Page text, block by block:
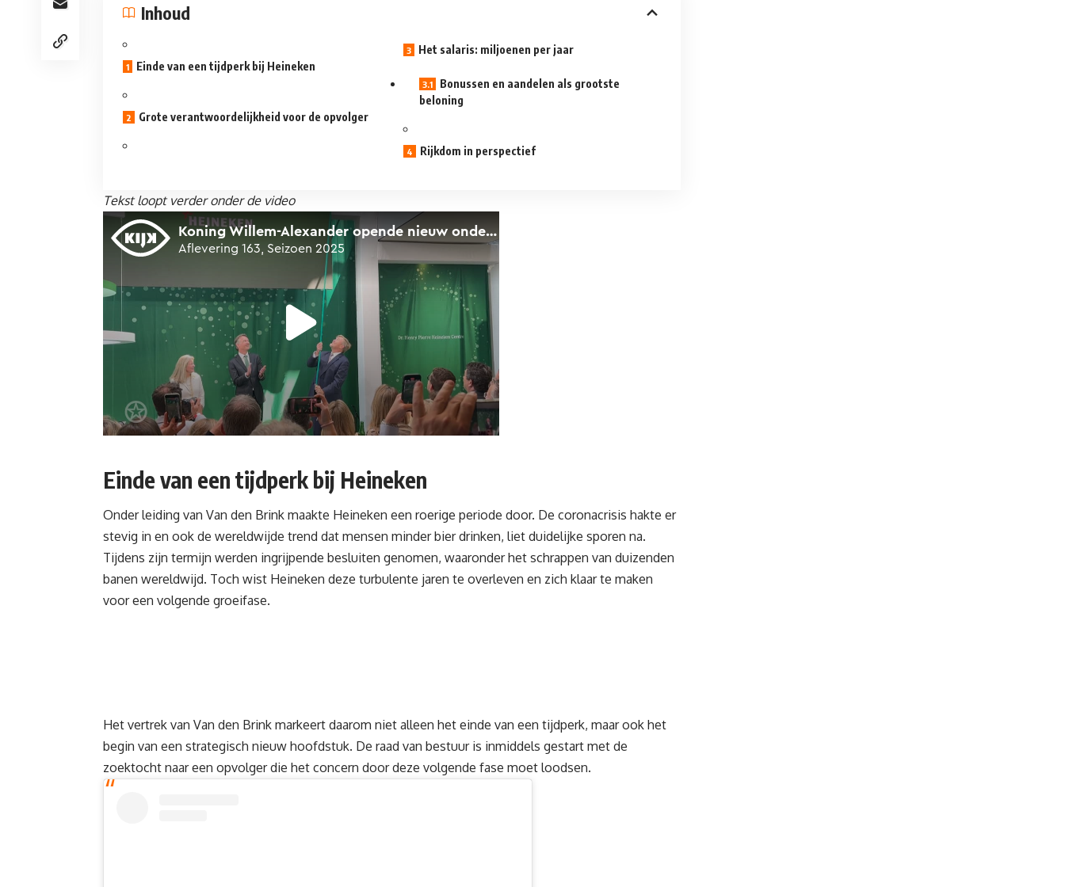
Inhoud
Einde van een tijdperk bij Heineken
Grote verantwoordelijkheid voor de opvolger
Het salaris: miljoenen per jaar
Bonussen en aandelen als grootste
beloning
Rijkdom in perspectief
Tekst loopt verder onder de video
Einde van een tijdperk bij Heineken
Onder leiding van Van den Brink maakte Heineken een roerige periode door. De coronacrisis hakte er
stevig in en ook de wereldwijde trend dat mensen minder bier drinken, liet duidelijke sporen na.
Tijdens zijn termijn werden ingrijpende besluiten genomen, waaronder het schrappen van duizenden
banen wereldwijd. Toch wist Heineken deze turbulente jaren te overleven en zich klaar te maken
voor een volgende groeifase.
Het vertrek van Van den Brink markeert daarom niet alleen het einde van een tijdperk, maar ook het
begin van een strategisch nieuw hoofdstuk. De raad van bestuur is inmiddels gestart met de
zoektocht naar een opvolger die het concern door deze volgende fase moet loodsen.